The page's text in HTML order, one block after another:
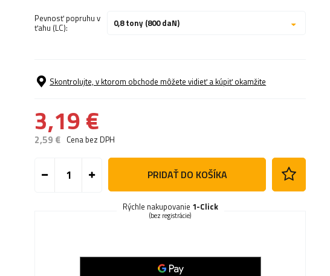
Pevnosť popruhu v
ťahu (LC):
0,8 tony (800 daN)
Skontrolujte, v ktorom obchode môžete vidieť a kúpiť okamžite
3,19 €
2,59 € Cena bez DPH
PRIDAŤ DO KOŠÍKA
Rýchle nakupovanie 1-Click
(bez registrácie)